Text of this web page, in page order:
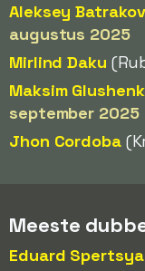
Aleksey Batrakov
augustus 2025
Mirlind Daku
Maksim
september 2025
Jhon Cordoba
Meeste
Eduard